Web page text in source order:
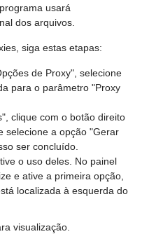
usará
dos arquivos.
siga estas etapas:
de Proxy", selecione
para o parâmetro "Proxy
clique com o botão direito
selecione a opção "Gerar
ser concluído.
o uso deles. No painel
e ative a primeira opção,
localizada à esquerda do
visualização.